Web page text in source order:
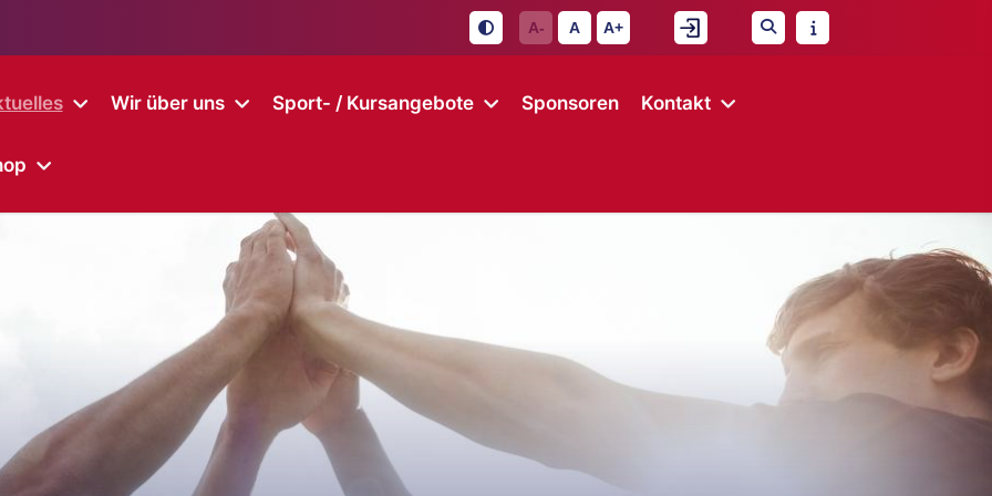
A- A A+
Wir über uns Sport- / Kursangebote Sponsoren Kontakt